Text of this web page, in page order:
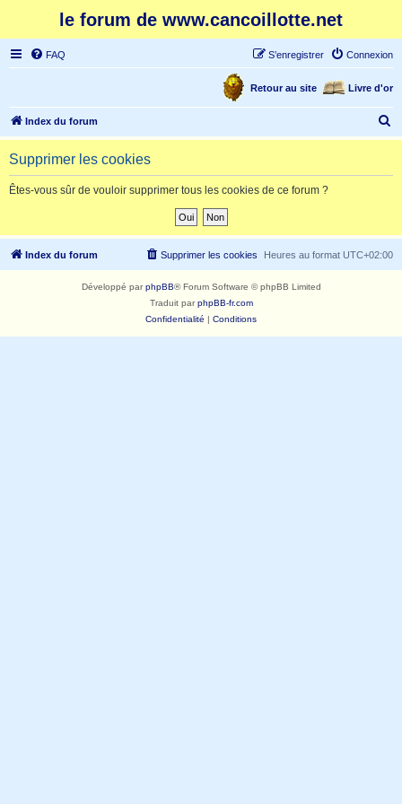
le forum de www.cancoillotte.net
FAQ Connexion
S’enregistrer
Livre d'or
Retour au site
Index du forum
e
h
Supprimer les cookies
Êtes-vous sûr de vouloir supprimer tous les cookies de ce forum ?
Index du forum Heures au format UTC+02:00
Supprimer les cookies
Développé parphpBB® Forum Software © phpBB Limited
Traduit parphpBB-fr.com
Confidentialité | Conditions